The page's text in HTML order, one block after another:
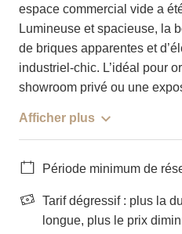
espace commercial vide a
Lumineuse et spacieuse, la
de briques apparentes et
industriel-chic. L’idéal pour
showroom privé ou une
Afficher plus
Période minimum de
Tarif dégressif : plus la
longue, plus le prix